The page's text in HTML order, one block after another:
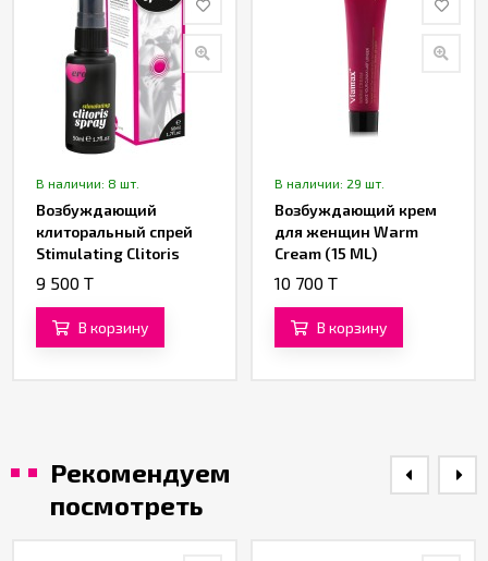
В наличии: 8 шт.
Возбуждающий
клиторальный спрей
Stimulating Clitoris
Spray
9 500 T
В корзину
В наличии: 29 шт.
Возбуждающий крем
для женщин Warm
Cream (15 ML)
10 700 T
В корзину
Рекомендуем
посмотреть